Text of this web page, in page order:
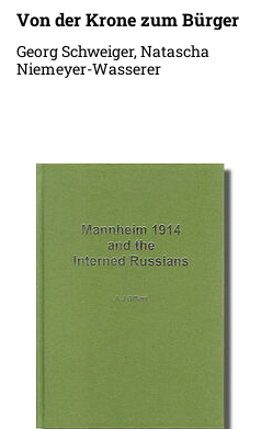
Von der Krone zum Bürger
Georg Schweiger, Natascha
Niemeyer-Wasserer